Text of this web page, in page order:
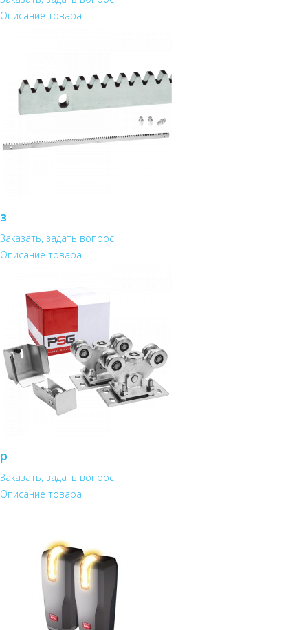
Описание товара
з
Заказать, задать вопрос
Описание товара
р
Заказать, задать вопрос
Описание товара